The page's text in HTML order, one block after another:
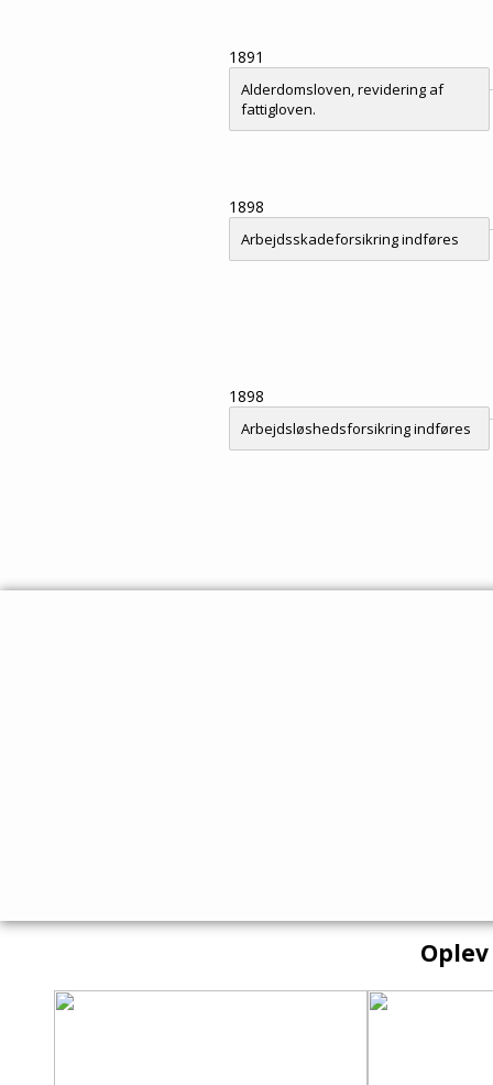
1891
Alderdomsloven, revidering af
fattigloven.
1898
Arbejdsskadeforsikring indføres
1898
Arbejdsløshedsforsikring indføres